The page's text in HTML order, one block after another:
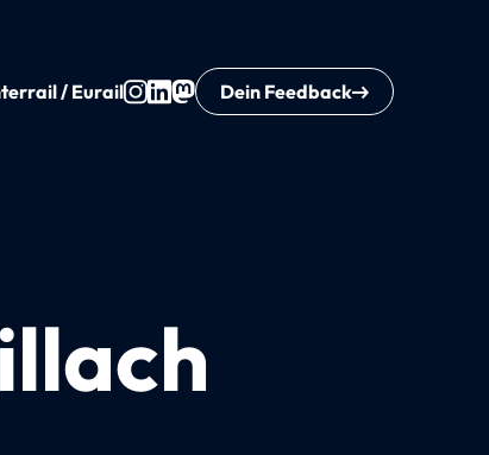
/ Eurail Dein Feedback